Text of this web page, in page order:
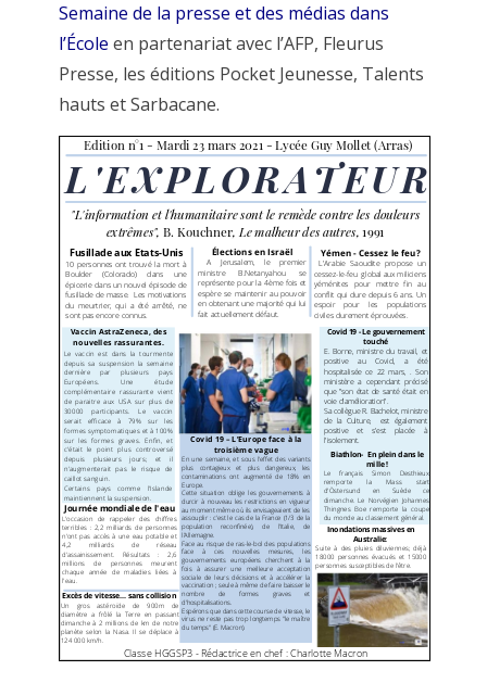
Semaine de la presse et des médias dans
l’École en partenariat avec l’AFP, Fleurus
Presse, les éditions Pocket Jeunesse, Talents
hauts et Sarbacane.